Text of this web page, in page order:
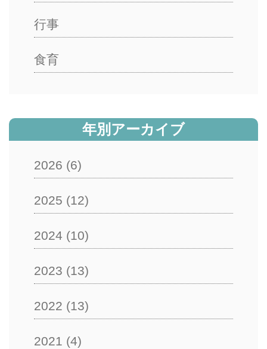
行事
食育
年別アーカイブ
2026 (6)
2025 (12)
2024 (10)
2023 (13)
2022 (13)
2021 (4)